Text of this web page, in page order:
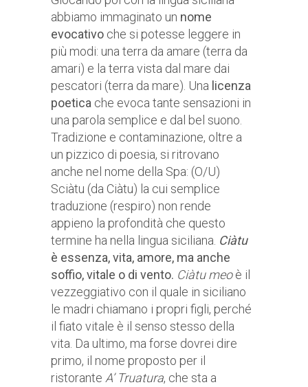
abbiamo immaginato un nome
evocativo che si potesse leggere in
più modi: una terra da amare (terra da
amari) e la terra vista dal mare dai
pescatori (terra da mare). Una licenza
poetica che evoca tante sensazioni in
una parola semplice e dal bel suono.
Tradizione e contaminazione, oltre a
un pizzico di poesia, si ritrovano
anche nel nome della Spa: (O/U)
Sciàtu (da Ciàtu) la cui semplice
traduzione (respiro) non rende
appieno la profondità che questo
termine ha nella lingua siciliana. Ciàtu
è essenza, vita, amore, ma anche
soffio, vitale o di vento. Ciàtu meoè il
vezzeggiativo con il quale in siciliano
le madri chiamano i propri figli, perché
il fiato vitale è il senso stesso della
vita. Da ultimo, ma forse dovrei dire
primo, il nome proposto per il
ristorante A’ Truatura, che sta a